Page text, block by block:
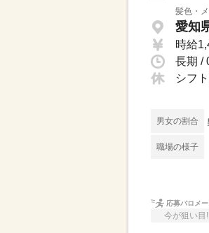
髪色・
愛知
時給
長期 /
シフ
男女の割合
職場の様子
応募バロメ
今が狙い目!